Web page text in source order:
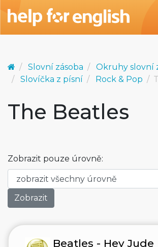
Slovní zásoba
Okruhy slovní
Slovíčka z písní
Rock & Pop
The Beatles
Zobrazit pouze úrovně:
Beatles - Hey Jude